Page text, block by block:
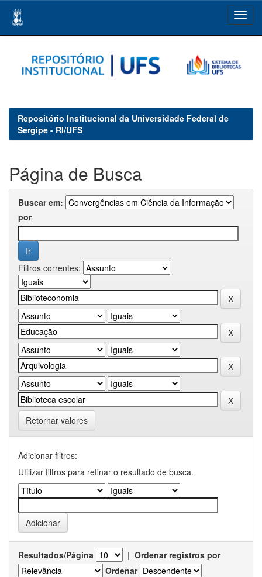
navigation
Repositório Institucional da Universidade Federal de
Sergipe - RI/UFS
Página de Busca
Buscar em:
por
Filtros correntes:
Retornar valores
Adicionar filtros:
Utilizar filtros para refinar o resultado de busca.
Resultados/Página | Ordenar registros por
Ordenar